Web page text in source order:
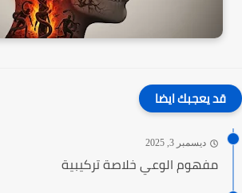
قد يعجبك ايضا
ديسمبر 3, 2025
مفهوم الوعي خلاصة تركيبية